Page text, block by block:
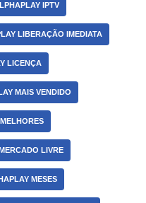
IPTV
LIBERAÇÃO IMEDIATA
LICENÇA
MAIS VENDIDO
LIVRE
MESES